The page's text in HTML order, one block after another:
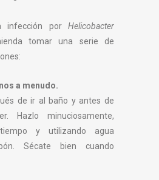
infección por Helicobacter
tomar una serie de
a menudo.
de ir al baño y antes de
Hazlo minuciosamente,
y utilizando agua
Sécate bien cuando